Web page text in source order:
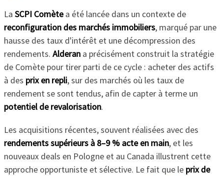
La SCPI Comètea été lancée dans un contexte de
reconfiguration des marchés immobiliers, marqué par une
hausse des taux d'intérêt et une décompression des
rendements. Alderan a précisément construit la stratégie
de Comète pour tirer parti de ce cycle : acheter des actifs
à des prix en repli, sur des marchés où les taux de
rendement se sont tendus, afin de capter à terme un
potentiel de revalorisation.
Les acquisitions récentes, souvent réalisées avec des
rendements supérieurs à 8–9 % acte en main, et les
nouveaux deals en Pologne et au Canada illustrent cette
approche opportuniste et sélective. Le fait que le prix de